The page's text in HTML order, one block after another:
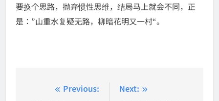
要换个思路，抛弃惯性思维，结局马上就会不同，正
是：”山重水复疑无路，柳暗花明又一村“。
Previous:
Next: